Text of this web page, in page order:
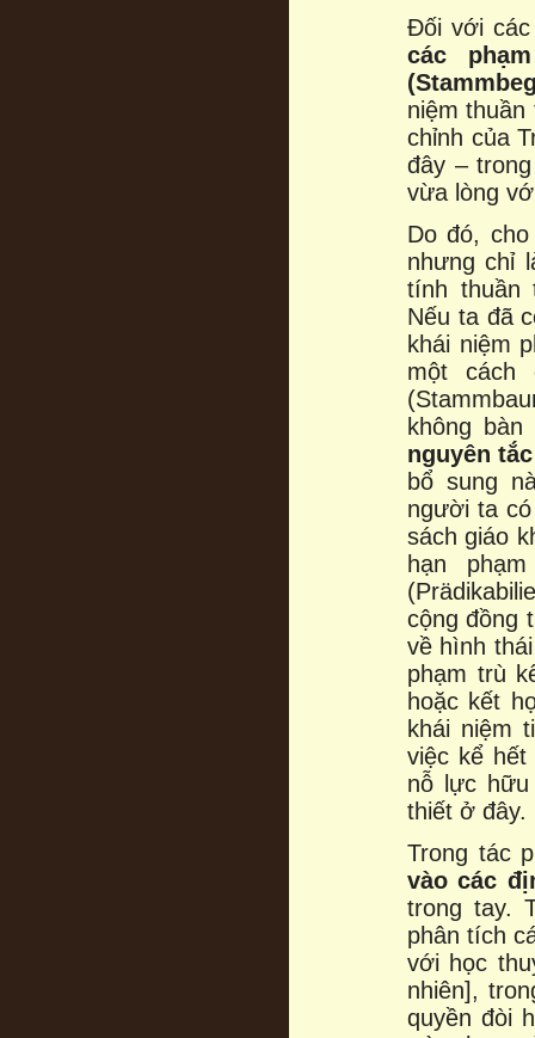
Đối với các
các
niệm
chỉnh của
đây –
vừa lòng
Do đó,
nhưng chỉ
tính
Nếu ta đã
khái niệm
một cách
không
nguyên
bổ sung
người ta
sách giáo
hạn
cộng đồng
về hình thái
phạm trù
hoặc kết
khái niệm
việc kể hết
nỗ lực
thiết ở đây.
Trong tác
vào các
trong tay.
phân tích
với học
nhiên],
quyền đòi